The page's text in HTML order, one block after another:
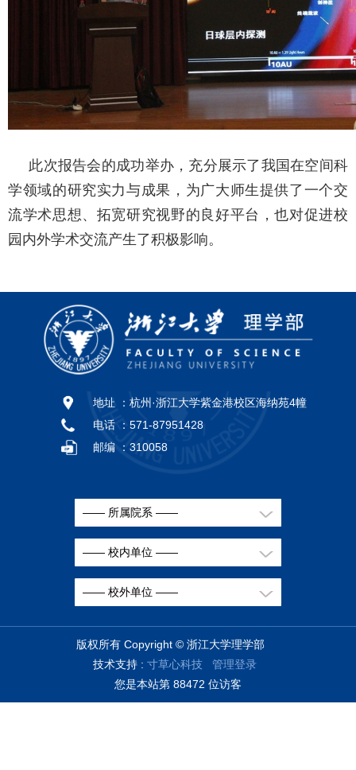
此次报告会的成功举办，充分展示了我国在空间科
学领域的研究实力与成果，为广大师生提供了一个交
流学术思想、拓宽研究视野的良好平台，也对促进校
园内外学术交流产生了积极影响。
地址 ： 杭州·浙江大学紫金港校区海纳苑4幢
电话 ： 571-87951428
邮编 ： 310058
—— 所属院系 ——
—— 校内单位 ——
—— 校外单位 ——
版权所有 Copyright © 浙江大学理学部
技术支持 : 寸草心科技
管理登录
您是本站第 88472 位访客